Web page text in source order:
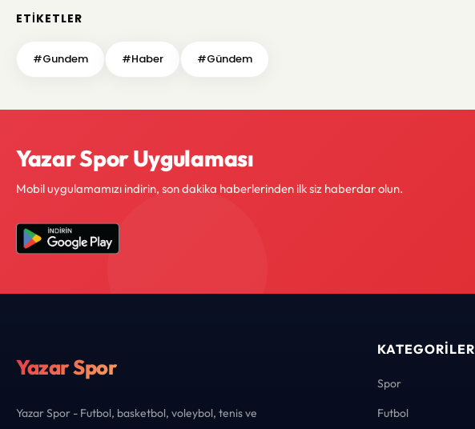
ETIKETLER
#Gundem #Haber #Gündem
Yazar Spor Uygulaması
Mobil uygulamamızı indirin, son dakika haberlerinden ilk siz haberdar olun.
Yazar Spor
Yazar Spor - Futbol, basketbol, voleybol, tenis ve
KATEGORILER
Spor
Futbol